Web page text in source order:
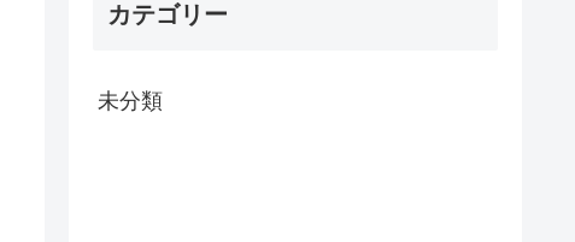
カテゴリー
未分類